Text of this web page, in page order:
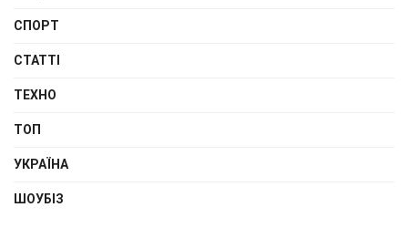
СПОРТ
СТАТТІ
ТЕХНО
ТОП
УКРАЇНА
ШОУБІЗ